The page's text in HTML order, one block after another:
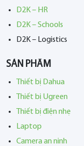
D2K – HR
D2K – Schools
D2K – Logistics
SẢN PHẨM
Thiết bị Dahua
Thiết bị Ugreen
Thiết bị điện nhẹ
Laptop
Camera an ninh